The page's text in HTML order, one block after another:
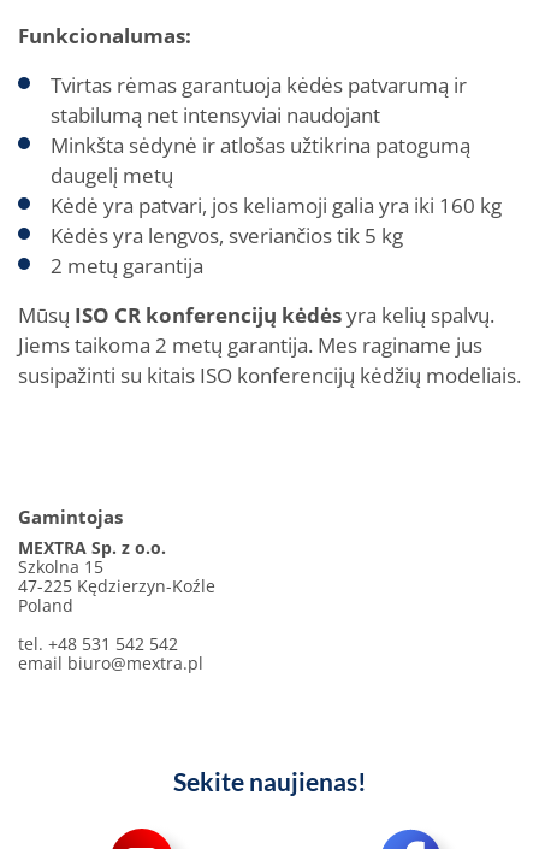
Funkcionalumas:
Tvirtas rėmas garantuoja kėdės patvarumą ir
stabilumą net intensyviai naudojant
Minkšta sėdynė ir atlošas užtikrina patogumą
daugelį metų
Kėdė yra patvari, jos keliamoji galia yra iki 160 kg
Kėdės yra lengvos, sveriančios tik 5 kg
2 metų garantija
Mūsų ISO CR konferencijų kėdėsyra kelių spalvų.
Jiems taikoma 2 metų garantija. Mes raginame jus
susipažinti su kitais ISO konferencijų kėdžių modeliais.
Gamintojas
MEXTRA Sp. z o.o.
Szkolna 15
47-225 Kędzierzyn-Koźle
Poland
tel. +48 531 542 542
email biuro@mextra.pl
Sekite naujienas!